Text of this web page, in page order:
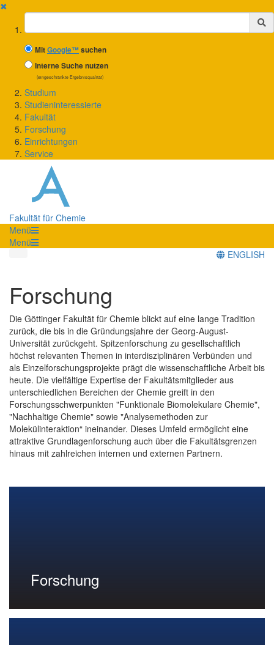
✖
Suchbegriff
MitGoogle™suchen
Interne Suche nutzen
(eingeschränkte Ergebnisqualität)
Studium
Studieninteressierte
Fakultät
Forschung
Einrichtungen
Service
Fakultät für Chemie
Menü
Menü
ENGLISH
Forschung
Die Göttinger Fakultät für Chemie blickt auf eine lange Tradition
zurück, die bis in die Gründungsjahre der Georg-August-
Universität zurückgeht. Spitzenforschung zu gesellschaftlich
höchst relevanten Themen in interdisziplinären Verbünden und
als Einzelforschungsprojekte prägt die wissenschaftliche Arbeit bis
heute. Die vielfältige Expertise der Fakultätsmitglieder aus
unterschiedlichen Bereichen der Chemie greift in den
Forschungsschwerpunkten "Funktionale Biomolekulare Chemie",
"Nachhaltige Chemie" sowie "Analysemethoden zur
Molekülinteraktion“ ineinander. Dieses Umfeld ermöglicht eine
attraktive Grundlagenforschung auch über die Fakultätsgrenzen
hinaus mit zahlreichen internen und externen Partnern.
Forschung